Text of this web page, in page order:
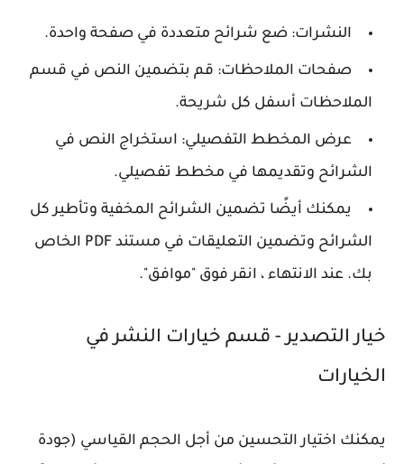
النشرات: ضع شرائح متعددة في صفحة واحدة.
صفحات الملاحظات: قم بتضمين النص في قسم
الملاحظات أسفل كل شريحة.
عرض المخطط التفصيلي: استخراج النص في
الشرائح وتقديمها في مخطط تفصيلي.
يمكنك أيضًا تضمين الشرائح المخفية وتأطير كل
الشرائح وتضمين التعليقات في مستند PDF الخاص
بك. عند الانتهاء ، انقر فوق "موافق".
خيار التصدير - قسم خيارات النشر في
الخيارات
يمكنك اختيار التحسين من أجل الحجم القياسي (جودة